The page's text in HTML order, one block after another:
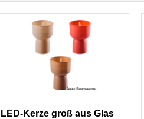
LED-Kerze groß aus Glas